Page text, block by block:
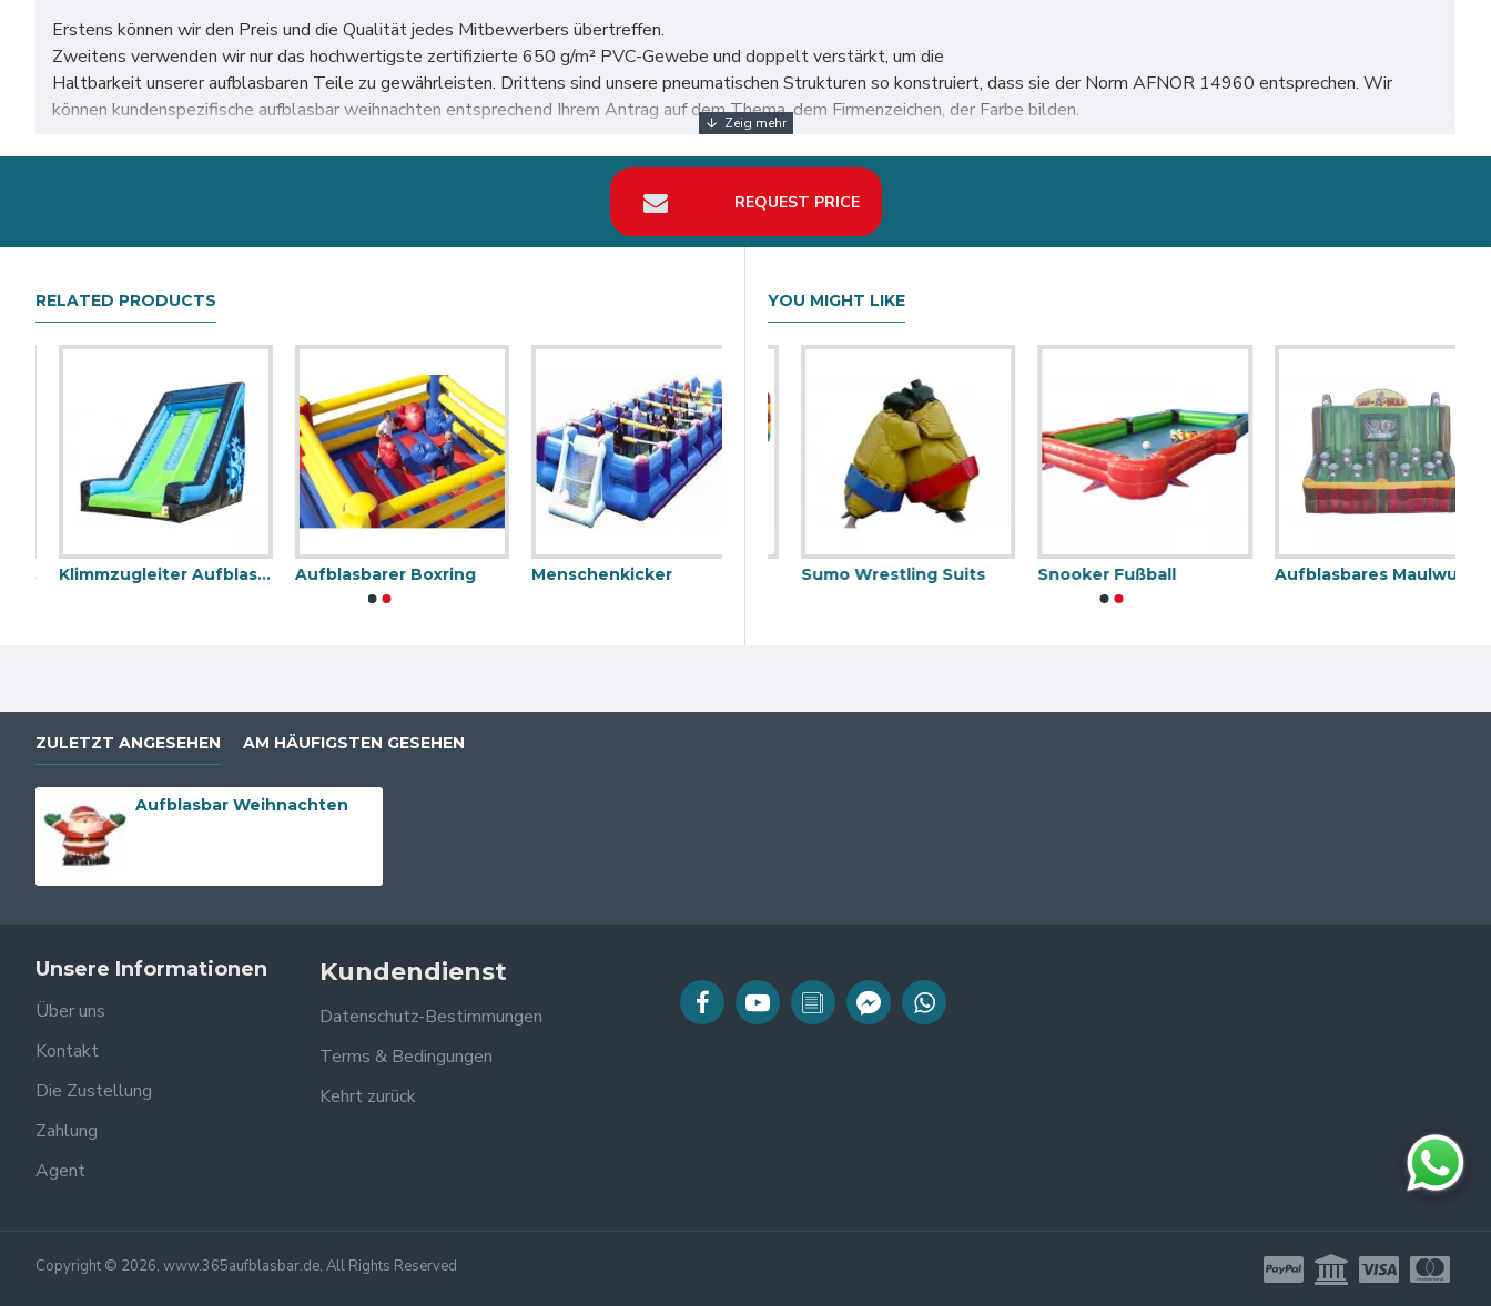
Erstens können wir den Preis und die Qualität jedes Mitbewerbers übertreffen.
Zweitens verwenden wir nur das hochwertigste zertifizierte 650 g/m² PVC-Gewebe und doppelt verstärkt, um die
Haltbarkeit unserer aufblasbaren Teile zu gewährleisten. Drittens sind unsere pneumatischen Strukturen so konstruiert, dass sie der Norm AFNOR 14960 entsprechen. Wir
können kundenspezifische aufblasbar weihnachten entsprechend Ihrem Antrag auf dem Thema, dem Firmenzeichen, der Farbe bilden.
Unser aufblasbar weihnachten zum Verkauf auf der ganzen Welt, insbesondere in Deutschland wie Berlin, Hamburg, München, Köln, Frankfurt, Stuttgart, Düsseldorf, Dortmund,
REQUEST PRICE
RELATED PRODUCTS
Klimmzugleiter Aufblasbare Attraktion Aufblasbarer Boxring Menschenkicker
YOU MIGHT LIKE
Aufblasbare Dartscheibe Bungee Run Sumo Wrestling Suits Snooker Fußball Aufblasbares Maulwurf Spiel
ZULETZT ANGESEHEN AM HÄUFIGSTEN GESEHEN
Aufblasbar Weihnachten
Unsere Informationen
Über uns
Kontakt
Die Zustellung
Zahlung
Agent
Kundendienst
Datenschutz-Bestimmungen
Terms & Bedingungen
Kehrt zurück
Copyright © 2026, www.365aufblasbar.de, All Rights Reserved